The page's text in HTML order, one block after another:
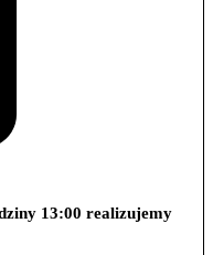
13:00 realizujemy